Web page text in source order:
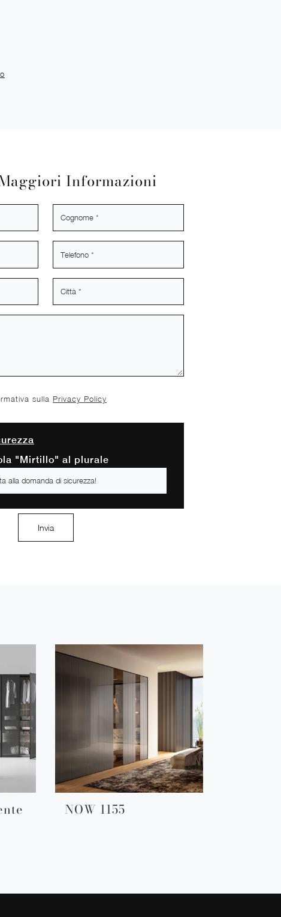
Informazioni
sulla Privacy Policy
"Mirtillo" al plurale
Invia
NOW 1155